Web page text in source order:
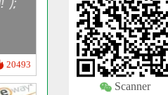
20493
Scanner